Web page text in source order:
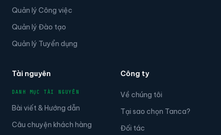
Quản lý Công việc
Quản lý Đào tạo
Quản lý Tuyển dụng
Tài nguyên
DANH MỤC TÀI NGUYÊN
Bài viết & Hướng dẫn
Câu chuyện khách hàng
Công ty
Về chúng tôi
Tại sao chọn Tanca?
Đối tác